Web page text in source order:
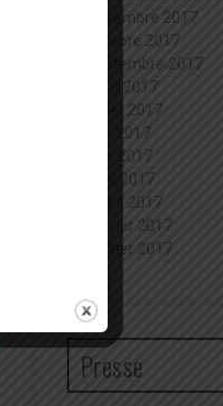
novembre 2017
octobre 2017
septembre 2017
août 2017
juillet 2017
juin 2017
mai 2017
avril 2017
mars 2017
février 2017
janvier 2017
Presse